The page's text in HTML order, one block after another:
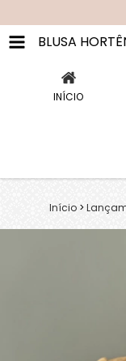
BLUSA
INÍCIO
Início >